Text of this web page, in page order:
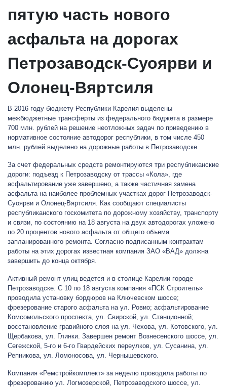
пятую часть нового
асфальта на дорогах
Петрозаводск-Суоярви и
Олонец-Вяртсиля
В 2016 году бюджету Республики Карелия выделены
межбюджетные трансферты из федерального бюджета в размере
700 млн. рублей на решение неотложных задач по приведению в
нормативное состояние автодорог республики, в том числе 450
млн. рублей выделено на дорожные работы в Петрозаводске.
За счет федеральных средств ремонтируются три республиканские
дороги: подъезд к Петрозаводску от трассы «Кола», где
асфальтирование уже завершено, а также частичная замена
асфальта на наиболее проблемных участках дорог Петрозаводск-
Суоярви и Олонец-Вяртсиля. Как сообщают специалисты
республиканского госкомитета по дорожному хозяйству, транспорту
и связи, по состоянию на 18 августа на двух автодорогах уложено
по 20 процентов нового асфальта от общего объема
запланированного ремонта. Согласно подписанным контрактам
работы на этих дорогах известная компания ЗАО «ВАД» должна
завершить до конца октября.
Активный ремонт улиц ведется и в столице Карелии городе
Петрозаводске. С 10 по 18 августа компания «ПСК Строитель»
проводила установку бордюров на Ключевском шоссе;
фрезерование старого асфальта на ул. Ровио; асфальтирование
Комсомольского проспекта, ул. Свирской, ул. Станционной;
восстановление гравийного слоя на ул. Чехова, ул. Котовского, ул.
Щербакова, ул. Глинки. Завершен ремонт Вознесенского шоссе, ул.
Сегежской, 5-го и 6-го Гвардейских переулков, ул. Сусанина, ул.
Репникова, ул. Ломоносова, ул. Чернышевского.
Компания «Ремстройкомплект» за неделю проводила работы по
фрезерованию ул. Логмозерской, Петрозаводского шоссе, ул.